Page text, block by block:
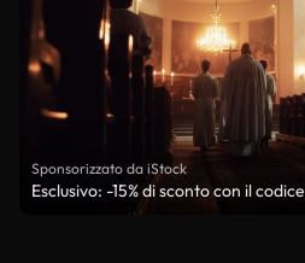
Sponsorizzato da iStock
Esclusivo: -15% di sconto con il codice